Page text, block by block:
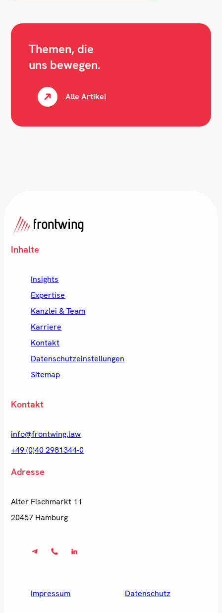
Themen, die
uns bewegen.
Alle Artikel
Inhalte
Insights
Expertise
Kanzlei & Team
Karriere
Kontakt
Datenschutzeinstellungen
Sitemap
Kontakt
info@frontwing.law
+49 (0)40 2981344-0
Adresse
Alter Fischmarkt 11
20457 Hamburg
Impressum Datenschutz